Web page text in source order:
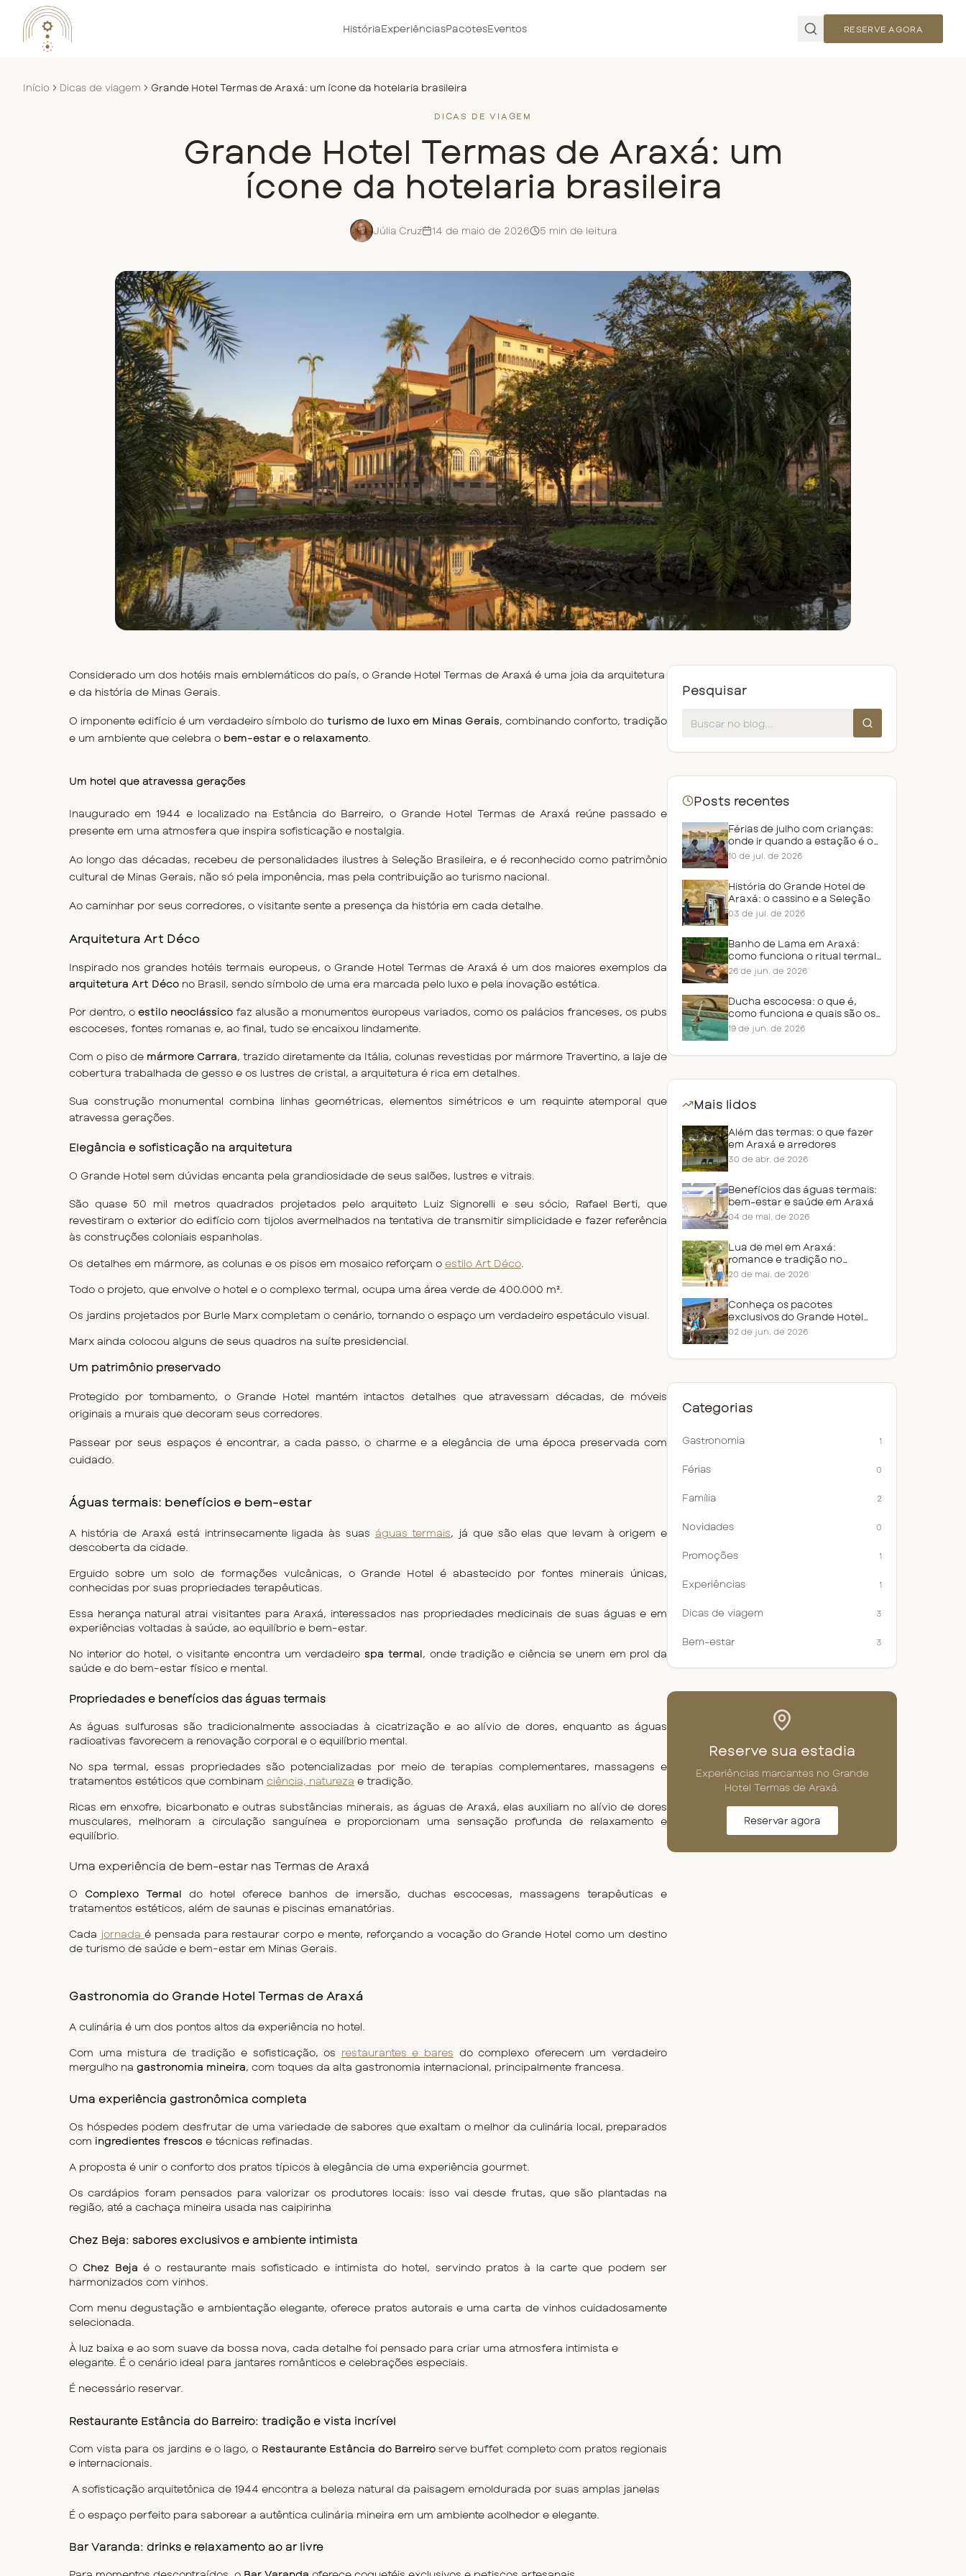
HistóriaExperiênciasPacotesEventos RESERVE AGORA
Início Dicas de viagem Grande Hotel Termas de Araxá: um ícone da hotelaria brasileira
DICAS DE VIAGEM
Grande Hotel Termas de Araxá: um
ícone da hotelaria brasileira
Júlia Cruz 14 de maio de 2026 5 min de leitura
Considerado um dos hotéis mais emblemáticos do país, o Grande Hotel Termas de Araxá é uma joia da arquitetura
e da história de Minas Gerais.
O imponente edifício é um verdadeiro símbolo do turismo de luxo em Minas Gerais, combinando conforto, tradição
e um ambiente que celebra o bem-estar e o relaxamento.
Um hotel que atravessa gerações
Inaugurado em 1944 e localizado na Estância do Barreiro, o Grande Hotel Termas de Araxá reúne passado e
presente em uma atmosfera que inspira sofisticação e nostalgia.
Ao longo das décadas, recebeu de personalidades ilustres à Seleção Brasileira, e é reconhecido como patrimônio
cultural de Minas Gerais, não só pela imponência, mas pela contribuição ao turismo nacional.
Ao caminhar por seus corredores, o visitante sente a presença da história em cada detalhe.
Arquitetura Art Déco
arquitetura Art Déco no Brasil, sendo símbolo de uma era marcada pelo luxo e pela inovação estética.
Por dentro, o estilo neoclássico faz alusão a monumentos europeus variados, como os palácios franceses, os pubs
escoceses, fontes romanas e, ao final, tudo se encaixou lindamente.
Com o piso de mármore Carrara, trazido diretamente da Itália, colunas revestidas por mármore Travertino, a laje de
cobertura trabalhada de gesso e os lustres de cristal, a arquitetura é rica em detalhes.
Sua construção monumental combina linhas geométricas, elementos simétricos e um requinte atemporal que
atravessa gerações.
Elegância e sofisticação na arquitetura
O Grande Hotel sem dúvidas encanta pela grandiosidade de seus salões, lustres e vitrais.
São quase 50 mil metros quadrados projetados pelo arquiteto Luiz Signorelli e seu sócio, Rafael Berti, que
revestiram o exterior do edifício com tijolos avermelhados na tentativa de transmitir simplicidade e fazer referência
às construções coloniais espanholas.
Os detalhes em mármore, as colunas e os pisos em mosaico reforçam o estilo Art Déco.
Todo o projeto, que envolve o hotel e o complexo termal, ocupa uma área verde de 400.000 m².
Os jardins projetados por Burle Marx completam o cenário, tornando o espaço um verdadeiro espetáculo visual.
Marx ainda colocou alguns de seus quadros na suíte presidencial.
Um patrimônio preservado
Protegido por tombamento, o Grande Hotel mantém intactos detalhes que atravessam décadas, de móveis
originais a murais que decoram seus corredores.
Passear por seus espaços é encontrar, a cada passo, o charme e a elegância de uma época preservada com
cuidado.
Águas termais: benefícios e bem-estar
A história de Araxá está intrinsecamente ligada às suas águas termais, já que são elas que levam à origem e
descoberta da cidade.
Erguido sobre um solo de formações vulcânicas, o Grande Hotel é abastecido por fontes minerais únicas,
conhecidas por suas propriedades terapêuticas.
Essa herança natural atrai visitantes para Araxá, interessados nas propriedades medicinais de suas águas e em
experiências voltadas à saúde, ao equilíbrio e bem-estar.
No interior do hotel, o visitante encontra um verdadeiro spa termal, onde tradição e ciência se unem em prol da
saúde e do bem-estar físico e mental.
Propriedades e benefícios das águas termais
As águas sulfurosas são tradicionalmente associadas à cicatrização e ao alívio de dores, enquanto as águas
radioativas favorecem a renovação corporal e o equilíbrio mental.
No spa termal, essas propriedades são potencializadas por meio de terapias complementares, massagens e
tratamentos estéticos que combinam ciência, natureza e tradição.
Ricas em enxofre, bicarbonato e outras substâncias minerais, as águas de Araxá, elas auxiliam no alívio de dores
musculares, melhoram a circulação sanguínea e proporcionam uma sensação profunda de relaxamento e
equilíbrio.
Uma experiência de bem-estar nas Termas de Araxá
O Complexo Termal do hotel oferece banhos de imersão, duchas escocesas, massagens terapêuticas e
tratamentos estéticos, além de saunas e piscinas emanatórias.
Cada jornada é pensada para restaurar corpo e mente, reforçando a vocação do Grande Hotel como um destino
de turismo de saúde e bem-estar em Minas Gerais.
Gastronomia do Grande Hotel Termas de Araxá
A culinária é um dos pontos altos da experiência no hotel.
Com uma mistura de tradição e sofisticação, os restaurantes e bares do complexo oferecem um verdadeiro
mergulho na gastronomia mineira, com toques da alta gastronomia internacional, principalmente francesa.
Uma experiência gastronômica completa
Os hóspedes podem desfrutar de uma variedade de sabores que exaltam o melhor da culinária local, preparados
com ingredientes frescos e técnicas refinadas.
A proposta é unir o conforto dos pratos típicos à elegância de uma experiência gourmet.
Os cardápios foram pensados para valorizar os produtores locais: isso vai desde frutas, que são plantadas na
região, até a cachaça mineira usada nas caipirinha
Chez Beja: sabores exclusivos e ambiente intimista
O Chez Beja é o restaurante mais sofisticado e intimista do hotel, servindo pratos à la carte que podem ser
harmonizados com vinhos.
Com menu degustação e ambientação elegante, oferece pratos autorais e uma carta de vinhos cuidadosamente
selecionada.
À luz baixa e ao som suave da bossa nova, cada detalhe foi pensado para criar uma atmosfera intimista e
elegante. É o cenário ideal para jantares românticos e celebrações especiais.
É necessário reservar.
Restaurante Estância do Barreiro: tradição e vista incrível
Com vista para os jardins e o lago, o Restaurante Estância do Barreiro serve buffet completo com pratos regionais
e internacionais.
A sofisticação arquitetônica de 1944 encontra a beleza natural da paisagem emoldurada por suas amplas janelas
É o espaço perfeito para saborear a autêntica culinária mineira em um ambiente acolhedor e elegante.
Bar Varanda: drinks e relaxamento ao ar livre
Pesquisar
Posts recentes
Férias de julho com crianças:
onde ir quando a estação é o
frio
10 de jul. de 2026
História do Grande Hotel de
Araxá: o cassino e a Seleção
03 de jul. de 2026
Banho de Lama em Araxá:
como funciona o ritual termal
do Grande Hotel
26 de jun. de 2026
Ducha escocesa: o que é,
como funciona e quais são os
benefícios
19 de jun. de 2026
Mais lidos
Além das termas: o que fazer
em Araxá e arredores
30 de abr. de 2026
Benefícios das águas termais:
bem-estar e saúde em Araxá
04 de mai. de 2026
Lua de mel em Araxá:
romance e tradição no
Grande Hotel
20 de mai. de 2026
Conheça os pacotes
exclusivos do Grande Hotel
Araxá
02 de jun. de 2026
Categorias
Gastronomia 1
Férias 0
Família 2
Novidades 0
Promoções 1
Experiências 1
Dicas de viagem 3
Bem-estar 3
Reserve sua estadia
Experiências marcantes no Grande
Hotel Termas de Araxá.
Reservar agora